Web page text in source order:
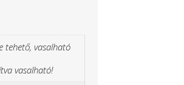
tehető, vasalható
vasalható!